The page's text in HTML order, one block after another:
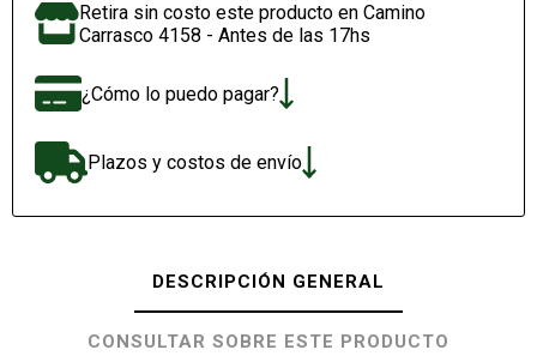
Retira sin costo este producto en Camino
Carrasco 4158 - Antes de las 17hs
¿Cómo lo puedo pagar?
Plazos y costos de envío
DESCRIPCIÓN GENERAL
CONSULTAR SOBRE ESTE PRODUCTO